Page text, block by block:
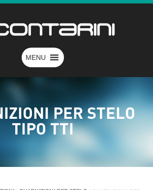
MENU
PER STELO
TIPO TTI